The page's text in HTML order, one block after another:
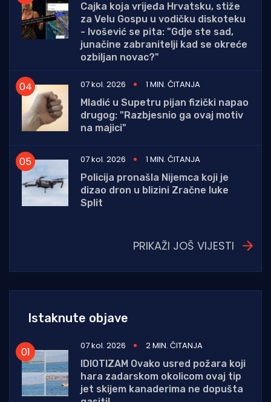
Cajka koja vrijeđa Hrvatsku, stiže
za Velu Gospu u vodičku diskoteku
- Ivošević se pita: "Gdje ste sad,
junačine zabranitelji kad se okreće
ozbiljan novac?"
07 kol. 2026
1 MIN. ČITANJA
Mladić u Supetru pijan fizički napao
drugog: "Razbjesnio ga ovaj motiv
na majici"
07 kol. 2026
1 MIN. ČITANJA
Policija pronašla Nijemca koji je
dizao dron u blizini Zračne luke
Split
PRIKAŽI JOŠ VIJESTI
Istaknute objave
07 kol. 2026
2 MIN. ČITANJA
IDIOTIZAM Ovako usred požara koji
hara zadarskom okolicom ovaj tip
jet skijem kanaderima ne dopušta